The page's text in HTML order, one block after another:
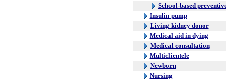
School-based
Insulin pump
Living kidney donor
Medical aid in dying
Medical consultation
Multiclientele
Newborn
Nursing